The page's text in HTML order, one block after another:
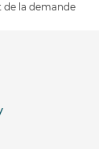
de la demande